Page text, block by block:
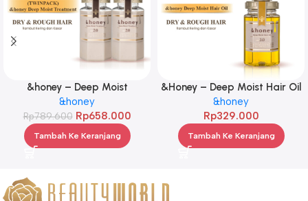
&honey – Deep Moist
Treatment 445 g Twinpack
&honey
Rp789.600 Rp658.000
Tambah Ke Keranjang
&Honey – Deep Moist Hair Oil
3.0 100ml
&honey
Rp329.000
Tambah Ke Keranjang